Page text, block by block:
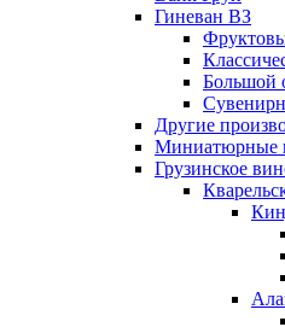
Гиневан ВЗ
Большой
Другие
Миниатюрные
Грузинское